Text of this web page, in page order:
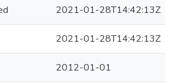
2021-01-28T14:42:13Z
2021-01-28T14:42:13Z
2012-01-01